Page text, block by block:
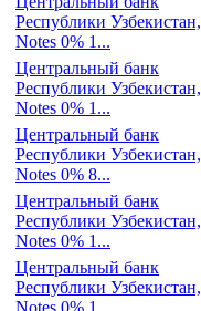
Центральный банк
Республики Узбекистан,
Notes 0% 6...
Центральный банк
Республики Узбекистан,
Notes 0% 1...
Центральный банк
Республики Узбекистан,
Notes 0% 1...
Центральный банк
Республики Узбекистан,
Notes 0% 8...
Центральный банк
Республики Узбекистан,